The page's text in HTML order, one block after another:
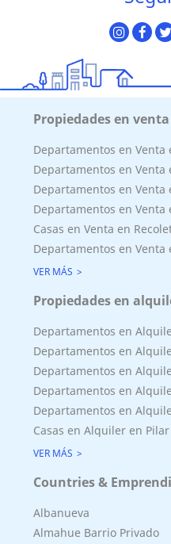
Propiedades en venta
Departamentos en Venta
Departamentos en Venta
Departamentos en Venta
Departamentos en Venta
Casas en Venta en
Departamentos en Venta
VER MÁS
Propiedades en
Departamentos en
Departamentos en
Departamentos en
Departamentos en
Departamentos en
Casas en Alquiler en Pilar
VER MÁS
Countries &
Albanueva
Almahue Barrio Privado